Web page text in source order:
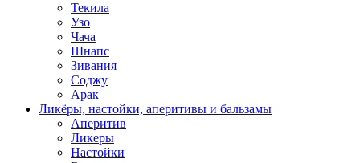
Текила
Узо
Чача
Шнапс
Зивания
Соджу
Арак
Ликёры, настойки, аперитивы и бальзамы
Аперитив
Ликеры
Настойки